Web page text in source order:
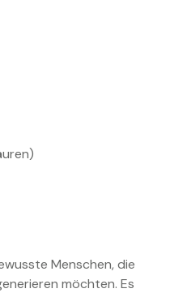
Menschen, die
möchten. Es